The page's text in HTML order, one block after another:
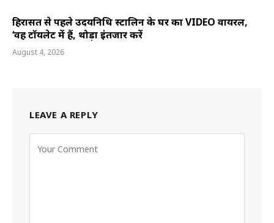
हिरासत से पहले उदयनिधि स्टालिन के घर का VIDEO वायरल,
‘वह टॉयलेट में हैं, थोड़ा इंतजार करें
August 4, 2026
LEAVE A REPLY